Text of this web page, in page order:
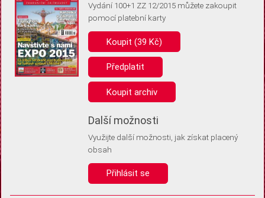
Pro základní fungování webu nepotřebujeme ukládat žádné informace
(tzv. cookies apod.). Rádi bychom vás ale požádali o souhlas s
uložením volitelných informací:
Anonymní unikátní ID
Díky němu příště poznáme, že se jedná o stejné zařízení, a
Identifikátor je zcela anonymní.
Vaše souhlasy a odmítnutí si ukládáme do vašeho zařízení, abychom se
vás už příště znovu neptali. Můžete je kdykoli později upravit ve Správě
Vydání 100+1 ZZ 12/2015 můžete zakoupit
pomocí platební karty
Koupit (39 Kč)
Předplatit
Koupit archiv
Další možnosti
Využijte další možnosti, jak získat placený
obsah
Přihlásit se